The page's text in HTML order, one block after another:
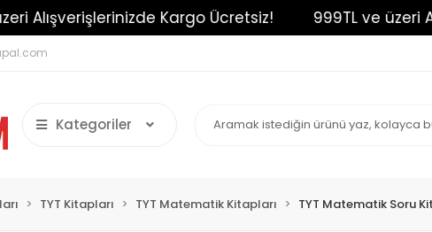
Alışverişlerinizde Kargo Ücretsiz! 999TL ve üzeri
Kategoriler
TYT Kitapları TYT Matematik Kitapları TYT Matematik Soru